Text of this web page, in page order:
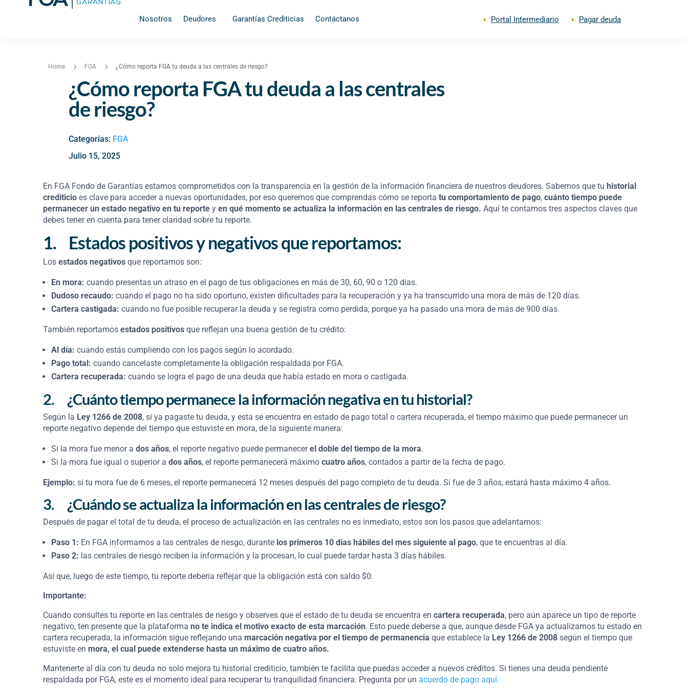
Nosotros Deudores Garantías Crediticias Contáctanos E Portal Intermediario E Pagar deuda
Home 5 FGA 5 ¿Cómo reporta FGA tu deuda a las centrales de riesgo?
¿Cómo reporta FGA tu deuda a las centrales
de riesgo?
Categorías: FGA
julio 15, 2025
En FGA Fondo de Garantías estamos comprometidos con la transparencia en la gestión de la información financiera de nuestros deudores. Sabemos que tu historial
crediticio es clave para acceder a nuevas oportunidades, por eso queremos que comprendas cómo se reporta tu comportamiento de pago, cuánto tiempo puede
permanecer un estado negativo en tu reporte y en qué momento se actualiza la información en las centrales de riesgo. Aquí te contamos tres aspectos claves que
debes tener en cuenta para tener claridad sobre tu reporte.
1. Estados positivos y negativos que reportamos:
Los estados negativos que reportamos son:
En mora: cuando presentas un atraso en el pago de tus obligaciones en más de 30, 60, 90 o 120 días.
Dudoso recaudo: cuando el pago no ha sido oportuno, existen dificultades para la recuperación y ya ha transcurrido una mora de más de 120 días.
Cartera castigada: cuando no fue posible recuperar la deuda y se registra como perdida, porque ya ha pasado una mora de más de 900 días.
También reportamos estados positivos que reflejan una buena gestión de tu crédito:
Al día: cuando estás cumpliendo con los pagos según lo acordado.
Pago total: cuando cancelaste completamente la obligación respaldada por FGA.
Cartera recuperada: cuando se logra el pago de una deuda que había estado en mora o castigada.
2. ¿Cuánto tiempo permanece la información negativa en tu historial?
Según la Ley 1266 de 2008, si ya pagaste tu deuda, y esta se encuentra en estado de pago total o cartera recuperada, el tiempo máximo que puede permanecer un
reporte negativo depende del tiempo que estuviste en mora, de la siguiente manera:
Si la mora fue menor a dos años, el reporte negativo puede permanecerel doble del tiempo de la mora.
Si la mora fue igual o superior a dos años, el reporte permanecerá máximo cuatro años, contados a partir de la fecha de pago.
Ejemplo: si tu mora fue de 6 meses, el reporte permanecerá 12 meses después del pago completo de tu deuda. Si fue de 3 años, estará hasta máximo 4 años.
3. ¿Cuándo se actualiza la información en las centrales de riesgo?
Después de pagar el total de tu deuda, el proceso de actualización en las centrales no es inmediato, estos son los pasos que adelantamos:
Paso 1: En FGA informamos a las centrales de riesgo, durante los primeros 10 días hábiles del mes siguiente al pago, que te encuentras al día.
Paso 2: las centrales de riesgo reciben la información y la procesan, lo cual puede tardar hasta 3 días hábiles.
Así que, luego de este tiempo, tu reporte debería reflejar que la obligación está con saldo $0.
Importante:
Cuando consultes tu reporte en las centrales de riesgo y observes que el estado de tu deuda se encuentra en cartera recuperada, pero aún aparece un tipo de reporte
negativo, ten presente que la plataforma no te indica el motivo exacto de esta marcación. Esto puede deberse a que, aunque desde FGA ya actualizamos tu estado en
cartera recuperada, la información sigue reflejando una marcación negativa por el tiempo de permanencia que establece la Ley 1266 de 2008 según el tiempo que
estuviste en mora, el cual puede extenderse hasta un máximo de cuatro años.
Mantenerte al día con tu deuda no solo mejora tu historial crediticio, también te facilita que puedas acceder a nuevos créditos. Si tienes una deuda pendiente
respaldada por FGA, este es el momento ideal para recuperar tu tranquilidad financiera. Pregunta por un acuerdo de pago aquí.